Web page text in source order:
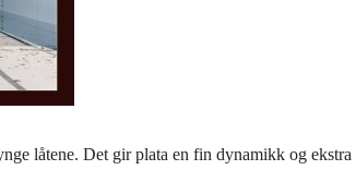
låtene. Det gir plata en fin dynamikk og